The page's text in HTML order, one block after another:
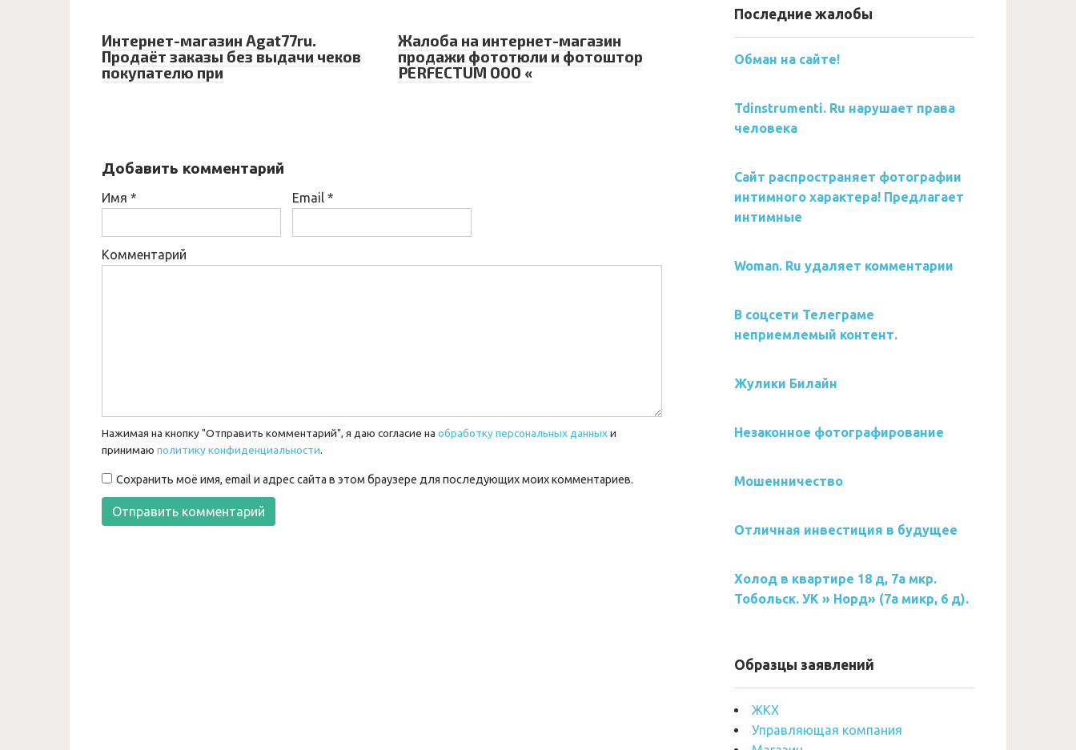
Интернет-магазин Agat77ru.
Продаёт заказы без выдачи чеков
покупателю при
Жалоба на интернет-магазин
продажи фототюли и фотоштор
PERFECTUM ООО «
Добавить комментарий
Имя * Email *
Комментарий
Нажимая на кнопку "Отправить комментарий", я даю согласие на обработку персональных данныхи
принимаю политику конфиденциальности.
Сохранить моё имя, email и адрес сайта в этом браузере для последующих моих комментариев.
Последние жалобы
Обман на сайте!
Tdinstrumenti. Ru нарушает права
человека
Сайт распространяет фотографии
интимного характера! Предлагает
интимные
Woman. Ru удаляет комментарии
В соцсети Телеграме
неприемлемый контент.
Жулики Билайн
Незаконное фотографирование
Мошенничество
Отличная инвестиция в будущее
Холод в квартире 18 д, 7а мкр.
Тобольск. УК » Норд» (7а микр, 6 д).
Образцы заявлений
ЖКХ
Управляющая компания